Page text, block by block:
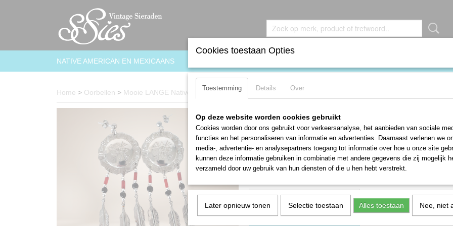
NATIVE AMERICAN EN MEXICAANS
Home > Oorbellen > Mooie LANGE Native American stijl concho veren oorbellen
Mooie LANGE Native American stijl
oorbellen
€ 17,50
✓Op voorraad - Levertijd 1-3 werkdagen
Cookies toestaan Opties
Toestemming Details Over
Op deze website worden cookies gebruikt
Cookies worden door ons gebruikt voor verkeersanalyse, het aanbieden van sociale
functies en het personaliseren van informatie en advertenties. Daarnaast verlenen we
media-, advertentie- en analysepartners toegang tot informatie over hoe u onze site
kunnen deze informatie gebruiken in combinatie met andere gegevens die zij mogelijk
verzameld door uw gebruik van hun diensten of die u hen hebt verstrekt.
Later opnieuw tonen Selectie toestaan Alles toestaan Nee, niet